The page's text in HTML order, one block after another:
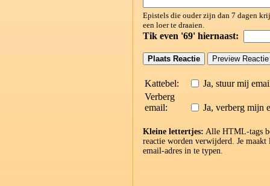
Epistels die ouder zijn dan 7 dagen
een loer te draaien.
Tik even '69' hiernaast:
Kattebel:
Ja, stuur mij
Verberg
email:
Ja, verberg mijn
Kleine lettertjes: Alle HTML-tags
reactie worden verwijderd. Je
email-adres in te typen.